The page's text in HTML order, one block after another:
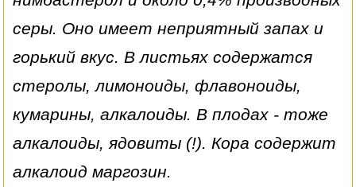
серы. Оно имеет неприятный запах и
горький вкус. В листьях содержатся
стеролы, лимоноиды, флавоноиды,
кумарины, алкалоиды. В плодах - тоже
алкалоиды, ядовиты (!). Кора содержит
алкалоид маргозин.